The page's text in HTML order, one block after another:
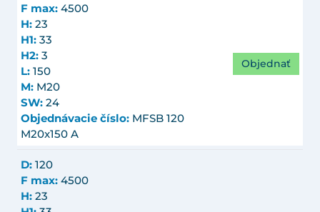
F max: 4500
H: 23
H1: 33
H2: 3
L: 150
M: M20
SW: 24
Objednávacie číslo: MFSB 120
M20x150 A
Objednať
D: 120
F max: 4500
H: 23